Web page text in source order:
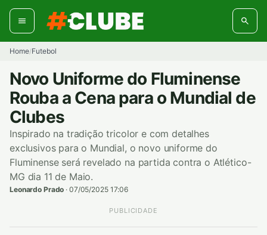
Pular
para
conteúdo
Home/Futebol
Novo Uniforme do Fluminense
Rouba a Cena para o Mundial de
Clubes
Inspirado na tradição tricolor e com detalhes
exclusivos para o Mundial, o novo uniforme do
Fluminense será revelado na partida contra o Atlético-
MG dia 11 de Maio.
Leonardo Prado · 07/05/2025 17:06
PUBLICIDADE